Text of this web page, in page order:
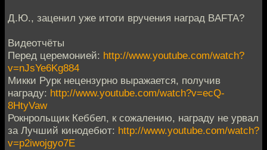
Д.Ю., заценил уже итоги вручения наград BAFTA?
Видеотчёты
Перед церемонией: http://www.youtube.com/watch?
v=nJsYe6Kg884
Микки Рурк нецензурно выражается, получив
награду: http://www.youtube.com/watch?v=ecQ-
8HtyVaw
Рокнрольщик Кеббел, к сожалению, награду не урвал
за Лучший кинодебют: http://www.youtube.com/watch?
v=p2iwojgyo7E